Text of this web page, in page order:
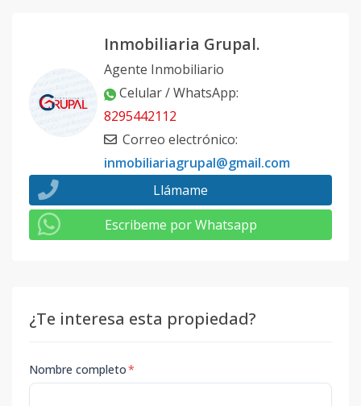
Inmobiliaria Grupal.
Agente Inmobiliario
Celular / WhatsApp:
8295442112
Correo electrónico:
inmobiliariagrupal@gmail.com
Llámame
Escribeme por Whatsapp
¿Te interesa esta propiedad?
Nombre completo*